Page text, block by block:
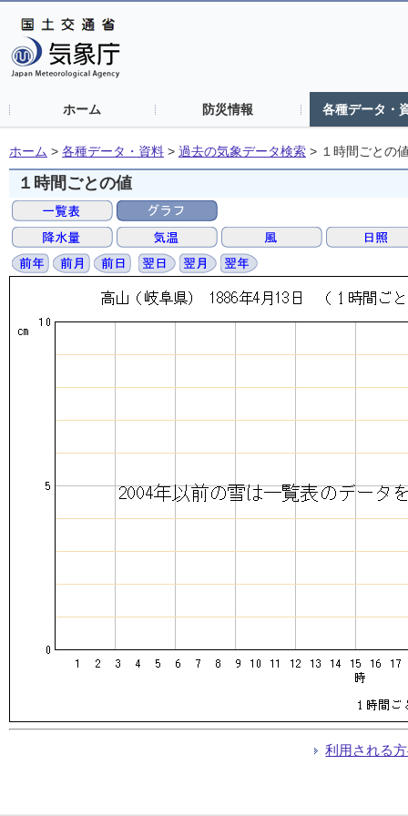
ホーム 防災情報 各種データ・
ホーム > 各種データ・資料 > 過去の気象データ検索 > １時間ごとの
１時間ごとの値
利用される